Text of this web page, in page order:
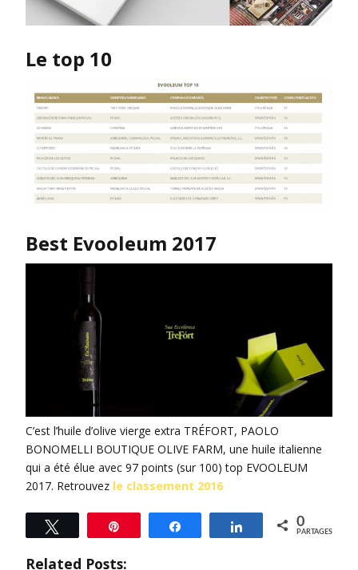
Le top 10
Best Evooleum 2017
C’est l’huile d’olive vierge extra TRÉFORT, PAOLO
BONOMELLI BOUTIQUE OLIVE FARM, une huile italienne
qui a été élue avec 97 points (sur 100) top EVOOLEUM
2017. Retrouvez le classement 2016
Tweetez Partagez Partagez 0
PARTAGES
Related Posts: